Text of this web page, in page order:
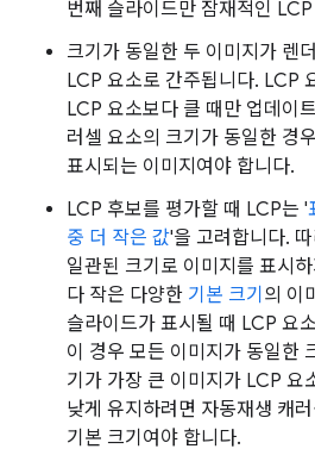
번째 슬라이드만 잠재적인
크기가 동일한 두 이미지가 렌
LCP 요소로 간주됩니다. LCP
LCP 요소보다 클 때만 업데이
러셀 요소의 크기가 동일한 경
표시되는 이미지여야 합니다.
LCP 후보를 평가할 때 LCP는 '
중 더 작은 값'을 고려합니다.
일관된 크기로 이미지를 표시
다 작은 다양한 기본 크기 의 이
슬라이드가 표시될 때 LCP 요
이 경우 모든 이미지가 동일한
기가 가장 큰 이미지가 LCP 요
낮게 유지하려면 자동재생 캐
기본 크기여야 합니다.